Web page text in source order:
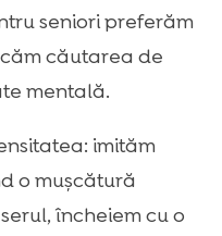
seniori preferăm
căutarea de
mentală.
imităm
o mușcătură
încheiem cu o